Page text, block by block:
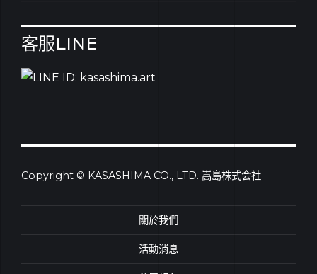
客服LINE
Copyright © KASASHIMA CO., LTD. 嵩島株式会社
關於我們
活動消息